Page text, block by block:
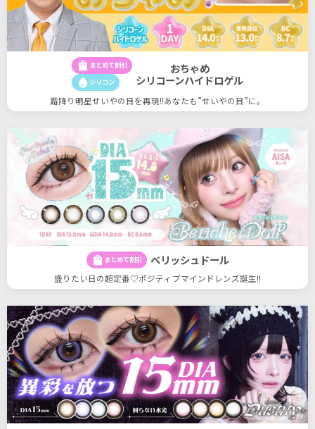
shopping_bag まとめて割引
water_drop シリコン
おちゃめ
シリコーンハイドロゲル
霜降り明星せいやの目を再現!!あなたも”せいやの目”に。
shopping_bag まとめて割引 ベリッシュドール
盛りたい日の超定番♡ポジティブマインドレンズ誕生!!